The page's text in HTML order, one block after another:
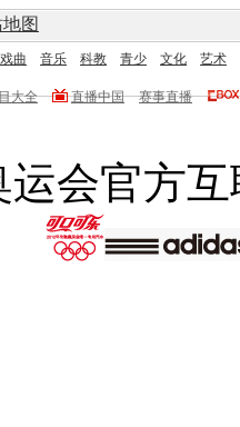
图
戏曲 音乐 科教 青少 文化 艺术
大全 直播中国
赛事直播
运会官方